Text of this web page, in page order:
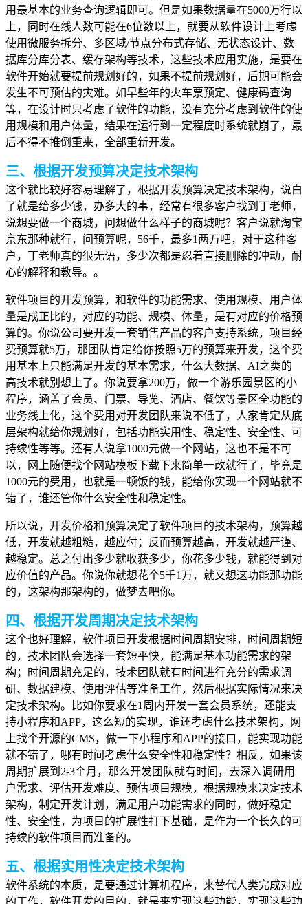
用最基本的业务查询逻辑即可。但是如果数据量在5000万行以
上，同时在线人数可能在6位数以上，就要从软件设计上考虑
使用微服务拆分、多区域/节点分布式存储、无状态设计、数
据库分库分表、缓存架构等技术，这些技术应用实施，是要在
软件开始就要提前规划好的，如果不提前规划好，后期可能会
发生不可预估的灾难。如早些年的火车票预定、健康码查询
等，在设计时只考虑了软件的功能，没有充分考虑到软件的使
用规模和用户体量，结果在运行到一定程度时系统就崩了，最
后不得不推倒重来，全部重新开发。
三、根据开发预算决定技术架构
这个就比较好容易理解了，根据开发预算决定技术架构，说白
了就是给多少钱，办多大的事，经常有很多客户找到丁老师，
说想要做一个商城，问想做什么样子的商城呢？客户说就淘宝
京东那种就行，问预算呢，56千，最多1两万吧，对于这种客
户，丁老师真的很无语，多少次都是忍着直接删除的冲动，耐
心的解释和教导。。
软件项目的开发预算，和软件的功能需求、使用规模、用户体
量是成正比的，对应的功能、规模、体量，是有对应的价格预
算的。你说公司要开发一套销售产品的客户支持系统，项目经
费预算就5万，那团队肯定给你按照5万的预算来开发，这个费
用基本上只能满足开发的基本需求，什么大数据、AI之类的
高技术就别想上了。你说要拿200万，做一个游乐园景区的小
程序，涵盖了会员、门票、导览、酒店、餐饮等景区全功能的
业务线上化，这个费用对开发团队来说不低了，人家肯定从底
层架构就给你规划好，包括功能实用性、稳定性、安全性、可
持续性等等。还有人说拿1000元做一个网站，这也不是不可
以，网上随便找个网站模板下载下来简单一改就行了，毕竟是
1000元的费用，也就是一顿饭的钱，能给你实现一个网站就不
错了，谁还管你什么安全性和稳定性。
所以说，开发价格和预算决定了软件项目的技术架构，预算越
低，开发就越粗糙，越应付；反而预算越高，开发就越严谨、
越稳定。总之付出多少就收获多少，你花多少钱，就能得到对
应价值的产品。你说你就想花个5千1万，就又想这功能那功能
的，这架构那架构的，做梦去吧你。
四、根据开发周期决定技术架构
这个也好理解，软件项目开发根据时间周期安排，时间周期短
的，技术团队会选择一套短平快，能满足基本功能需求的架
构；时间周期充足的，技术团队就有时间进行充分的需求调
研、数据建模、使用评估等准备工作，然后根据实际情况来决
定技术架构。比如你要求在1周内开发一套会员系统，还能支
持小程序和APP，这么短的实现，谁还考虑什么技术架构，网
上找个开源的CMS，做一下小程序和APP的接口， 能实现功能
就不错了，哪有时间考虑什么安全性和稳定性？相反，如果该
周期扩展到2-3个月，那么开发团队就有时间，去深入调研用
户需求、评估开发难度、预估项目规模，根据规模来决定技术
架构，制定开发计划，满足用户功能需求的同时，做好稳定
性、安全性，为项目的扩展性打下基础，是作为一个长久的可
持续的软件项目而准备的。
五、根据实用性决定技术架构
软件系统的本质，是要通过计算机程序，来替代人类完成对应
的工作，软件开发的目的，就是来实现这些功能，实现这些功